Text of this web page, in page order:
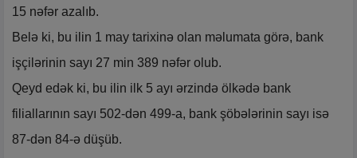
15 nəfər azalıb.
Belə ki, bu ilin 1 may tarixinə olan məlumata görə, bank
işçilərinin sayı 27 min 389 nəfər olub.
Qeyd edək ki, bu ilin ilk 5 ayı ərzində ölkədə bank
filiallarının sayı 502-dən 499-a, bank şöbələrinin sayı isə
87-dən 84-ə düşüb.